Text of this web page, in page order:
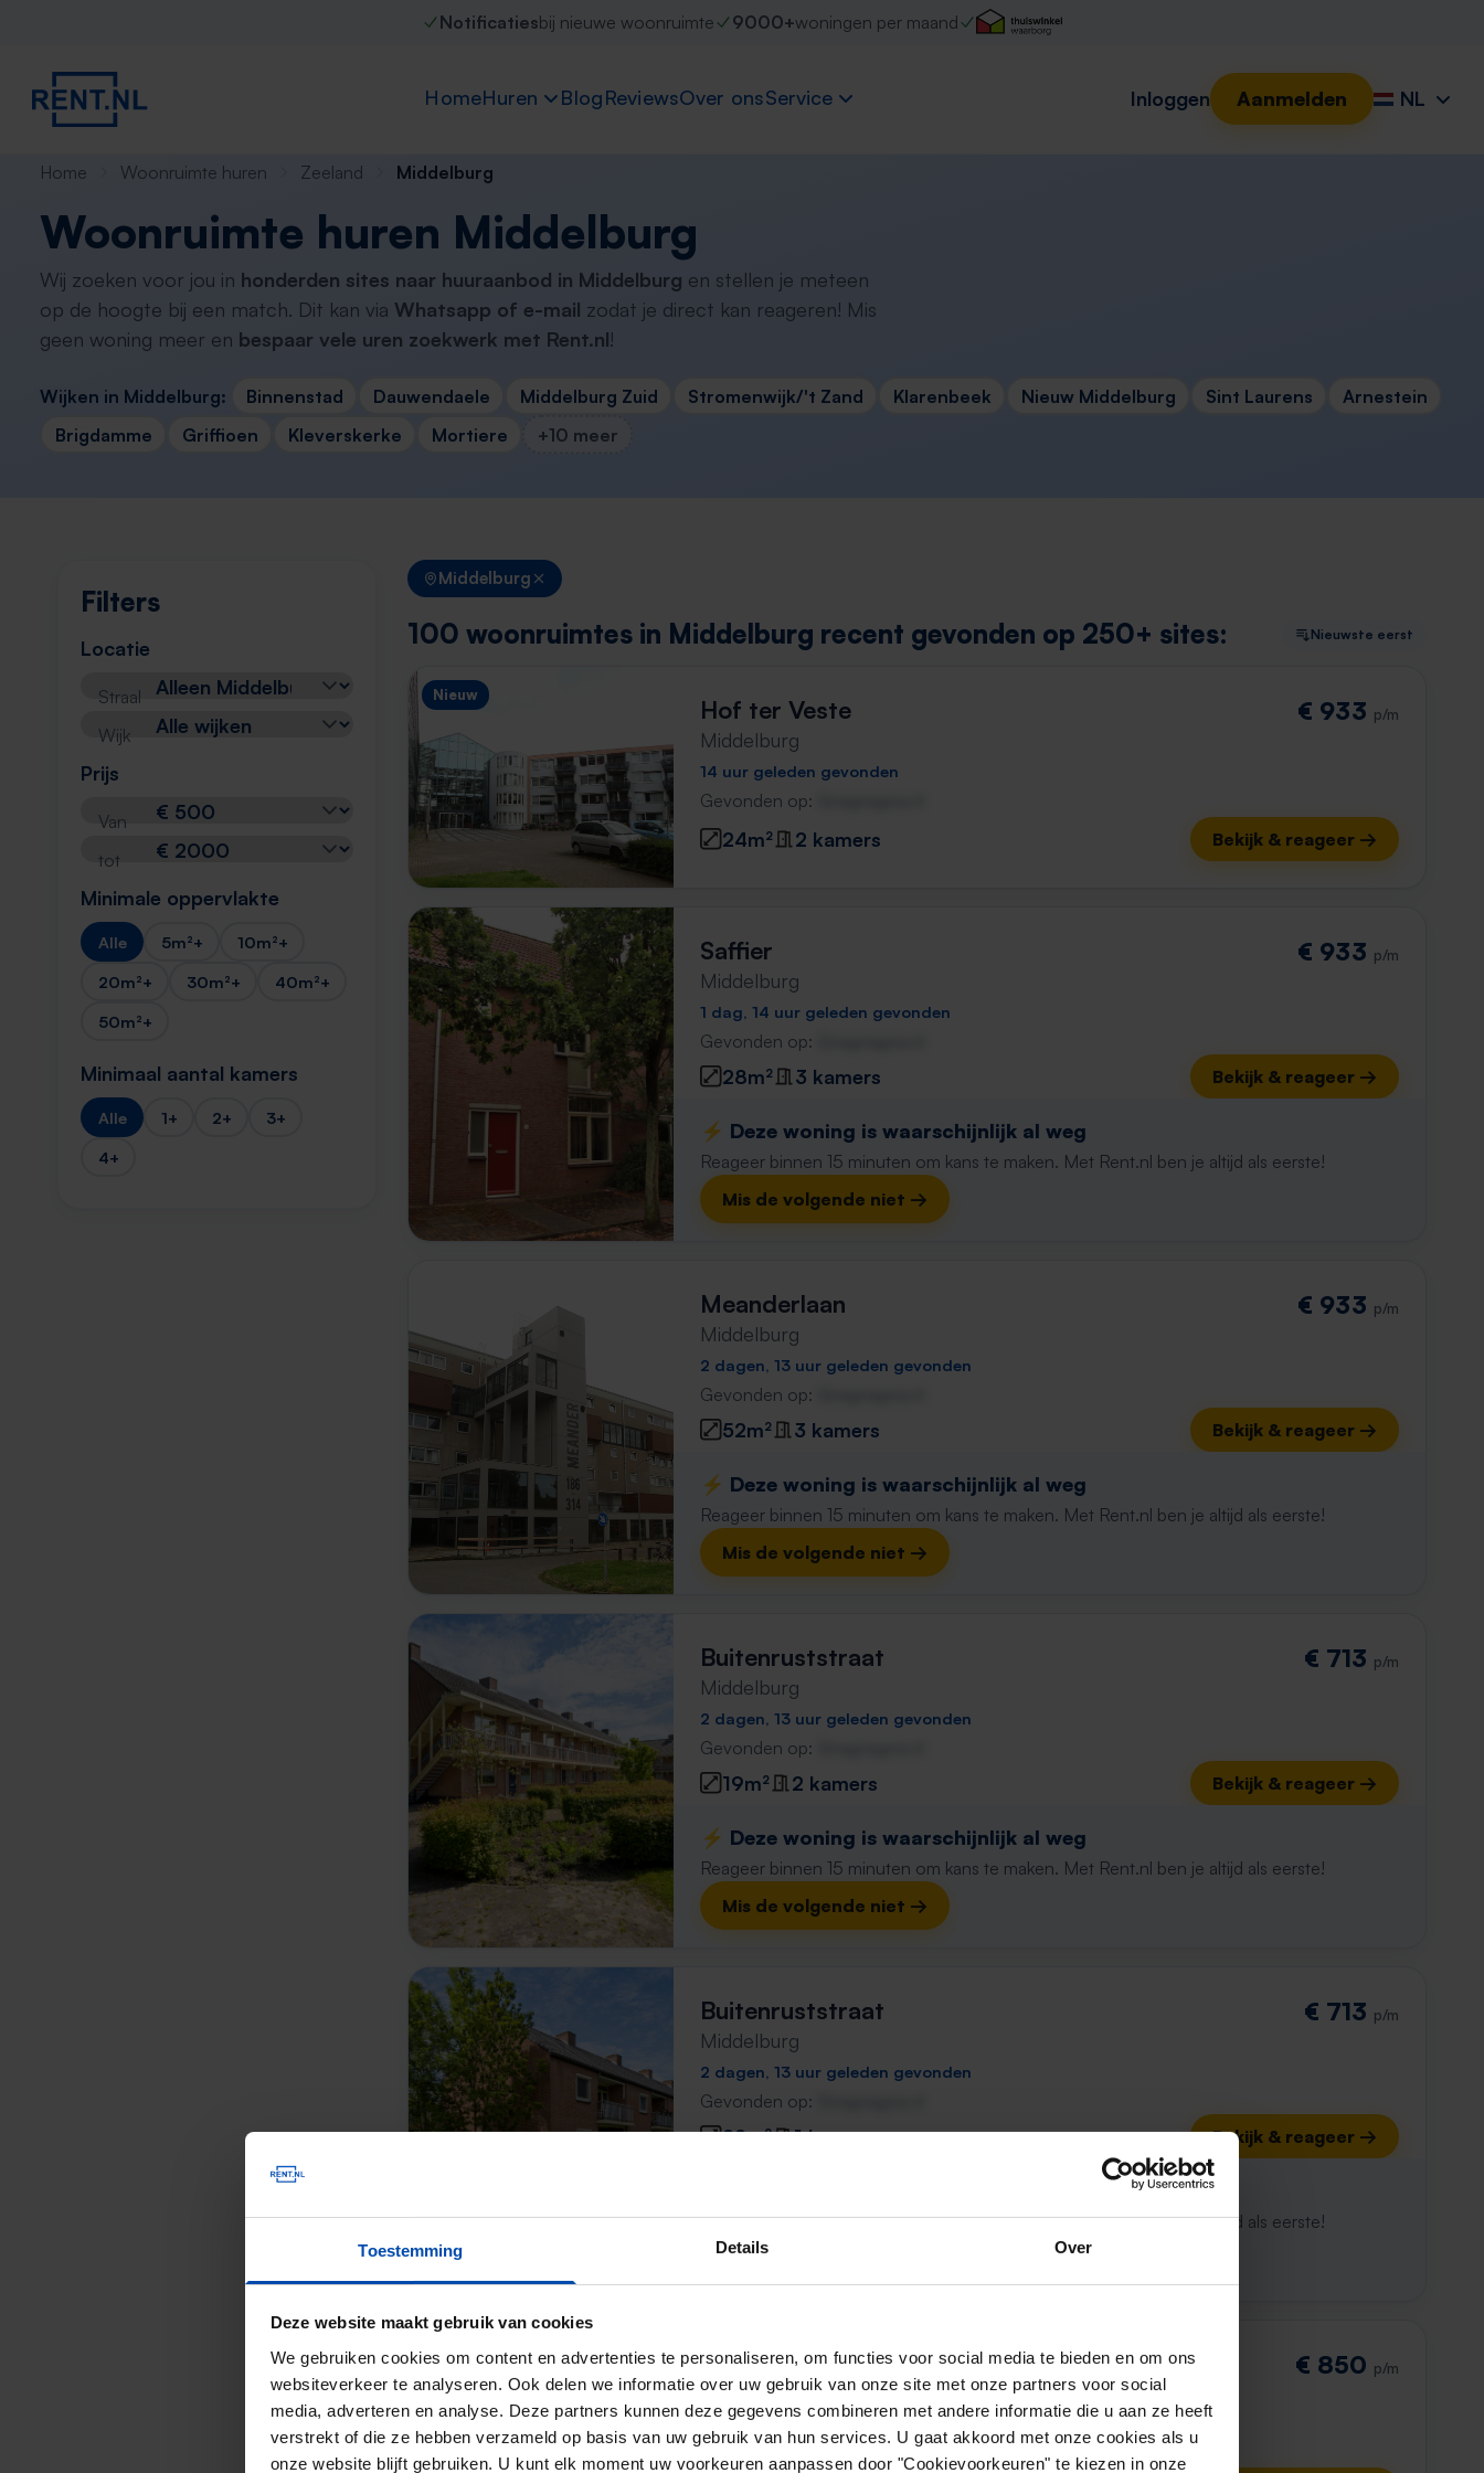
Toestemming Details Over
Deze website maakt gebruik van cookies
We gebruiken cookies om content en advertenties te personaliseren, om functies voor social media te bieden en om ons
websiteverkeer te analyseren. Ook delen we informatie over uw gebruik van onze site met onze partners voor social
media, adverteren en analyse. Deze partners kunnen deze gegevens combineren met andere informatie die u aan ze heeft
verstrekt of die ze hebben verzameld op basis van uw gebruik van hun services. U gaat akkoord met onze cookies als u
onze website blijft gebruiken. U kunt elk moment uw voorkeuren aanpassen door "Cookievoorkeuren" te kiezen in onze
Notificatiesbij nieuwe woonruimte 9000+woningen per maand
HomeHuren BlogReviewsOver onsService Inloggen Aanmelden NL
Home Woonruimte huren Zeeland Middelburg
Woonruimte huren Middelburg
Wij zoeken voor jou in honderden sites naar huuraanbod in Middelburg en stellen je meteen
op de hoogte bij een match. Dit kan via Whatsapp of e-mail zodat je direct kan reageren! Mis
geen woning meer en bespaar vele uren zoekwerk met Rent.nl!
Wijken in Middelburg: Binnenstad Dauwendaele Middelburg Zuid Stromenwijk/'t Zand Klarenbeek Nieuw Middelburg Sint Laurens
Arnestein
Brigdamme
Griffioen Kleverskerke Mortiere +10 meer
Filters
Locatie
Straal
Wijk
Prijs
Van
tot
Minimale oppervlakte
Alle 5m²+
10m²+
20m²+
30m²+
40m²+
50m²+
Minimaal aantal kamers
Alle 1+ 2+
3+
4+
Middelburg
100 woonruimtes in Middelburg recent gevonden op 250+ sites: Nieuwste eerst
Nieuw Hof ter Veste
Middelburg
€ 933 p/m
14 uur geleden gevonden
Gevonden op:
24m² 2 kamers Bekijk & reageer →
Saffier
Middelburg
€ 933 p/m
1 dag, 14 uur geleden gevonden
Gevonden op:
28m² 3 kamers Bekijk & reageer →
⚡️ Deze woning is waarschijnlijk al weg
Reageer binnen 15 minuten om kans te maken. Met Rent.nl ben je altijd als eerste!
Mis de volgende niet →
Meanderlaan
Middelburg
€ 933 p/m
2 dagen, 13 uur geleden gevonden
Gevonden op:
52m² 3 kamers Bekijk & reageer →
⚡️ Deze woning is waarschijnlijk al weg
Reageer binnen 15 minuten om kans te maken. Met Rent.nl ben je altijd als eerste!
Mis de volgende niet →
Buitenruststraat
Middelburg
€ 713 p/m
2 dagen, 13 uur geleden gevonden
Gevonden op:
19m² 2 kamers Bekijk & reageer →
⚡️ Deze woning is waarschijnlijk al weg
Reageer binnen 15 minuten om kans te maken. Met Rent.nl ben je altijd als eerste!
Mis de volgende niet →
Buitenruststraat
Middelburg
€ 713 p/m
2 dagen, 13 uur geleden gevonden
Gevonden op:
22m² 1 kamer Bekijk & reageer →
Reageer binnen 15 minuten om kans te maken. Met Rent.nl ben je altijd als eerste!
Mis de volgende niet →
Huis Nieuwstraat
Middelburg
€ 850 p/m
2 dagen, 22 uur geleden gevonden
Gevonden op: Gnagnagna.nl